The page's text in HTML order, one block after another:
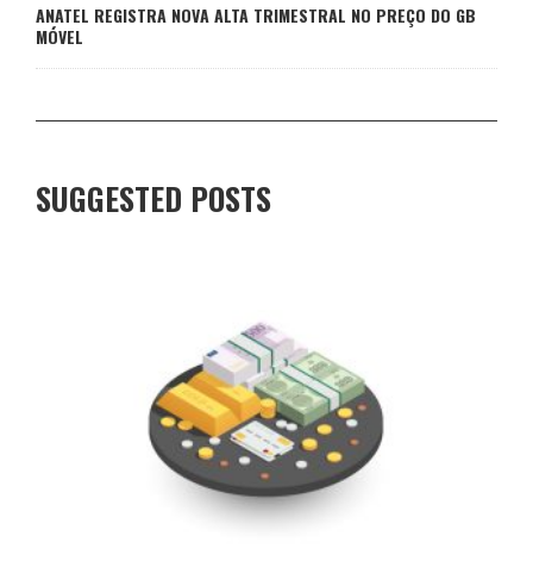
ANATEL REGISTRA NOVA ALTA TRIMESTRAL NO PREÇO DO GB
MÓVEL
SUGGESTED POSTS